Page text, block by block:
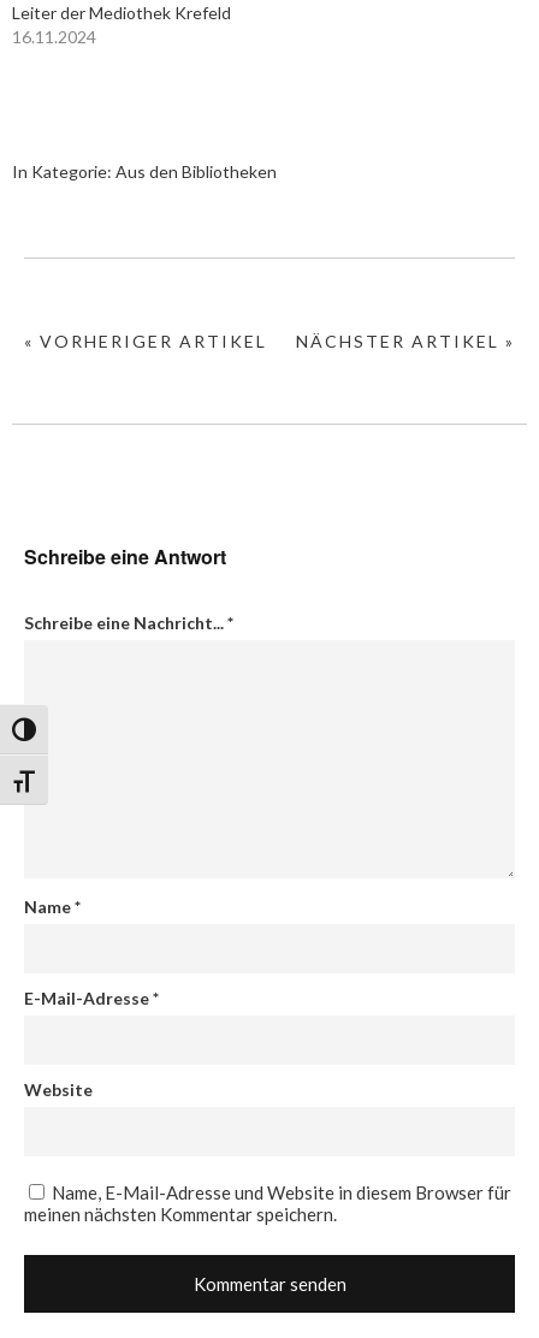
Umschalten auf hohe Kontraste
Schrift vergrößern
Leiter der Mediothek Krefeld
16.11.2024
In Kategorie: Aus den Bibliotheken
NÄCHSTER ARTIKEL »
« VORHERIGER ARTIKEL
Schreibe eine Antwort
Schreibe eine Nachricht...*
Name*
E-Mail-Adresse*
Website
Name, E-Mail-Adresse und Website in diesem Browser für
meinen nächsten Kommentar speichern.